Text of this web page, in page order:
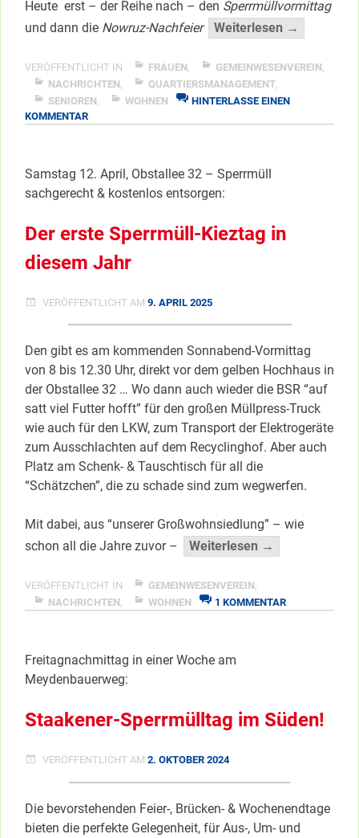
Heute erst – der Reihe nach – den Sperrmüllvormittag
und dann die Nowruz-Nachfeier Weiterlesen →
+
Kiez
VERÖFFENTLICHT IN FRAUEN, GEMEINWESENVEREIN,
NACHRICHTEN, QUARTIERSMANAGEMENT,
SENIOREN, WOHNEN
HINTERLASSE EINEN
KOMMENTARZU
EVENTS
IM
TEIL
Samstag 12. April, Obstallee 32 – Sperrmüll
sachgerecht & kostenlos entsorgen:
Der erste Sperrmüll-Kieztag in
diesem Jahr
VERÖFFENTLICHT AM 9. APRIL 2025
Den gibt es am kommenden Sonnabend-Vormittag
von 8 bis 12.30 Uhr, direkt vor dem gelben Hochhaus in
der Obstallee 32 … Wo dann auch wieder die BSR “auf
satt viel Futter hofft” für den großen Müllpress-Truck
wie auch für den LKW, zum Transport der Elektrogeräte
zum Ausschlachten auf dem Recyclinghof. Aber auch
Platz am Schenk- & Tauschtisch für all die
“Schätzchen”, die zu schade sind zum wegwerfen.
Mit dabei, aus “unserer Großwohnsiedlung” – wie
schon all die Jahre zuvor –
Weiterlesen →
Kieztag
VERÖFFENTLICHT IN GEMEINWESENVEREIN,
NACHRICHTEN, WOHNEN 1 KOMMENTARZU
Freitagnachmittag in einer Woche am
Meydenbauerweg:
Staakener-Sperrmülltag im Süden!
VERÖFFENTLICHT AM 2. OKTOBER 2024
Die bevorstehenden Feier-, Brücken- & Wochenendtage
bieten die perfekte Gelegenheit, für Aus-, Um- und